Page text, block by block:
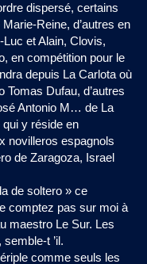
dispersé, certains
Reine, d’autres en
et Alain, Clovis,
en compétition pour le
depuis La Carlota où
Dufau, d’autres
Antonio M… de La
y réside en
novilleros espagnols
de Zaragoza, Israel
de soltero » ce
comptez pas sur moi à
maestro Le Sur. Les
t ’il.
comme seuls les